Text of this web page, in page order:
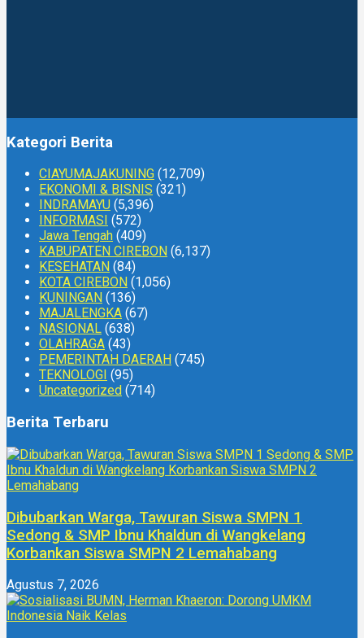
Kategori Berita
CIAYUMAJAKUNING (12,709)
EKONOMI & BISNIS (321)
INDRAMAYU (5,396)
INFORMASI (572)
Jawa Tengah (409)
KABUPATEN CIREBON (6,137)
KESEHATAN (84)
KOTA CIREBON (1,056)
KUNINGAN (136)
MAJALENGKA (67)
NASIONAL (638)
OLAHRAGA (43)
PEMERINTAH DAERAH (745)
TEKNOLOGI (95)
Uncategorized (714)
Berita Terbaru
Dibubarkan Warga, Tawuran Siswa SMPN 1
Sedong & SMP Ibnu Khaldun di Wangkelang
Korbankan Siswa SMPN 2 Lemahabang
Agustus 7, 2026